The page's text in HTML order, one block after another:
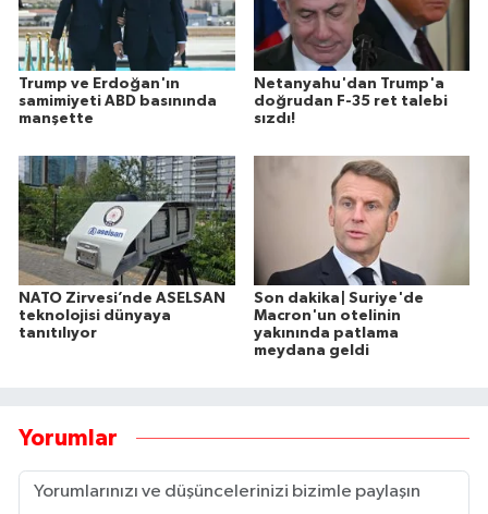
Trump ve Erdoğan'ın
samimiyeti ABD basınında
manşette
Netanyahu'dan Trump'a
doğrudan F-35 ret talebi
sızdı!
NATO Zirvesi’nde ASELSAN
teknolojisi dünyaya
tanıtılıyor
Son dakika| Suriye'de
Macron'un otelinin
yakınında patlama
meydana geldi
Yorumlar